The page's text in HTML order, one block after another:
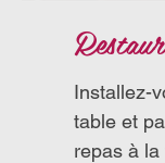
Installez-
table et
repas à